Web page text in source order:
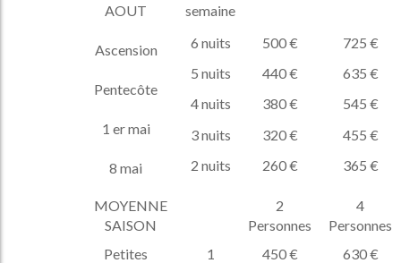
AOUT
Ascension
Pentecôte
1 er mai
8 mai
semaine
6 nuits 500 €
725 €
5 nuits
440 €
635 €
4 nuits
380 €
545 €
3 nuits
320 €
455 €
2 nuits
260 € 365 €
MOYENNE
SAISON
2
Personnes
4
Personnes
Petites
1
450 € 630 €